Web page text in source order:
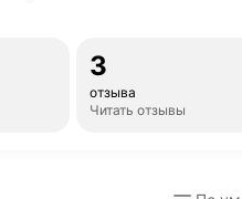
3
отзыва
Читать отзывы